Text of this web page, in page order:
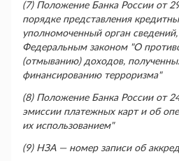
(7) Положение Банка России от
порядке представления
уполномоченный орган
Федеральным законом "О
(отмыванию) доходов,
финансированию терроризма"
(8) Положение Банка России от
эмиссии платежных карт и об
их использованием"
(9) НЗА — номер записи об